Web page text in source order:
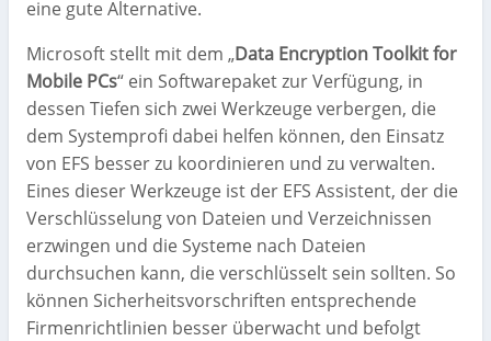
eine gute Alternative.
Microsoft stellt mit dem „Data Encryption Toolkit for
Mobile PCs“ ein Softwarepaket zur Verfügung, in
dessen Tiefen sich zwei Werkzeuge verbergen, die
dem Systemprofi dabei helfen können, den Einsatz
von EFS besser zu koordinieren und zu verwalten.
Eines dieser Werkzeuge ist der EFS Assistent, der die
Verschlüsselung von Dateien und Verzeichnissen
erzwingen und die Systeme nach Dateien
durchsuchen kann, die verschlüsselt sein sollten. So
können Sicherheitsvorschriften entsprechende
Firmenrichtlinien besser überwacht und befolgt